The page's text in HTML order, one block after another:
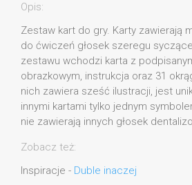
Opis:
Zestaw kart do gry. Karty zawierają
do ćwiczeń głosek szeregu
zestawu wchodzi karta z
obrazkowym, instrukcja oraz 31
nich zawiera sześć ilustracji, jest
innymi kartami tylko jednym
nie zawierają innych głosek
Zobacz też:
Inspiracje - Duble inaczej